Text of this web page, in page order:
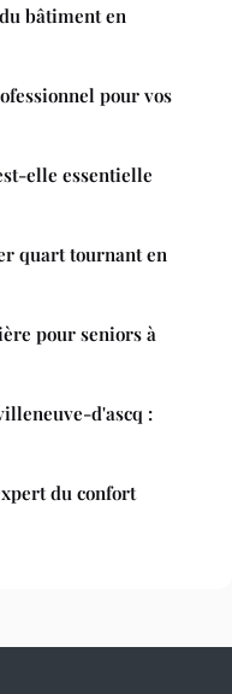
bâtiment en
pour vos
elle essentielle
quart tournant en
pour seniors à
d'ascq :
du confort